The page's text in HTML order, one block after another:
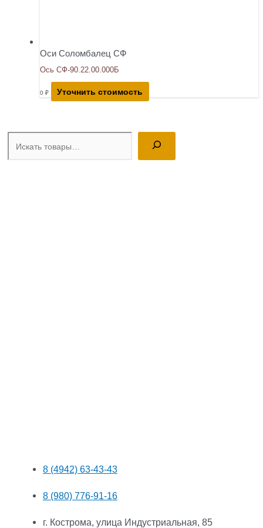
Поиск
8 (4942) 63-43-43
8 (980) 776-91-16
г. Кострома, улица Индустриальная, 85
Оси Соломбалец СФ
Ось СФ-90.22.00.000Б
0 ₽ Уточнить стоимость